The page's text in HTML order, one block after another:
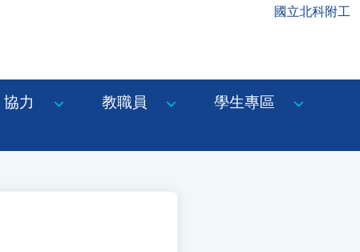
國立北科附工
協力 教職員
學生專區